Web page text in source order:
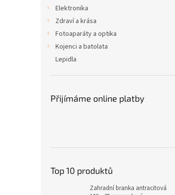
Elektronika
Zdraví a krása
Fotoaparáty a optika
Kojenci a batolata
Lepidla
Přijímáme online platby
Top 10 produktů
Zahradní branka antracitová